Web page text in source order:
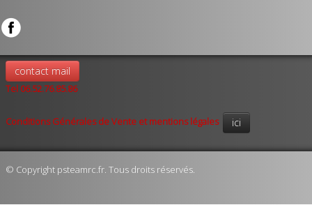
contact mail
Tel 06.52.76.85.86
Conditions Générales de Vente et mentions légales ici
© Copyright psteamrc.fr. Tous droits réservés.